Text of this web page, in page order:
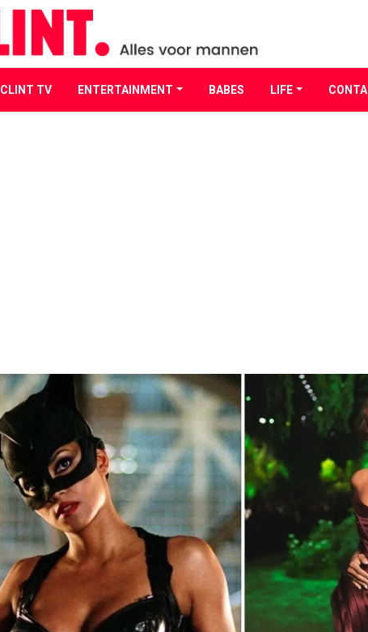
CLINT TV ENTERTAINMENT BABES LIFE